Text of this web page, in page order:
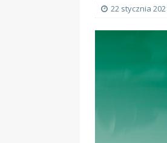
22 stycznia